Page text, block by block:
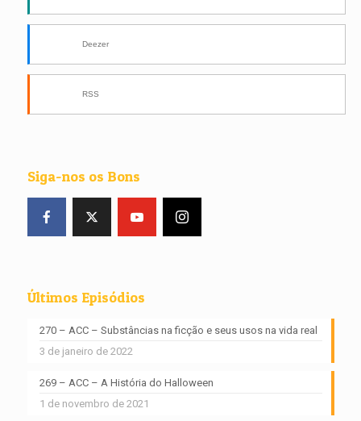
Deezer
RSS
Siga-nos os Bons
Últimos Episódios
270 – ACC – Substâncias na ficção e seus usos na vida real
3 de janeiro de 2022
269 – ACC – A História do Halloween
1 de novembro de 2021